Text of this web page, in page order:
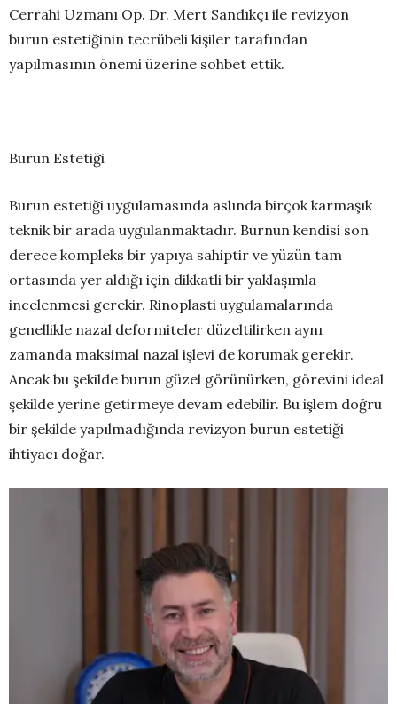
Cerrahi Uzmanı Op. Dr. Mert Sandıkçı ile revizyon
burun estetiğinin tecrübeli kişiler tarafından
yapılmasının önemi üzerine sohbet ettik.
Burun Estetiği
Burun estetiği uygulamasında aslında birçok karmaşık
teknik bir arada uygulanmaktadır. Burnun kendisi son
derece kompleks bir yapıya sahiptir ve yüzün tam
ortasında yer aldığı için dikkatli bir yaklaşımla
incelenmesi gerekir. Rinoplasti uygulamalarında
genellikle nazal deformiteler düzeltilirken aynı
zamanda maksimal nazal işlevi de korumak gerekir.
Ancak bu şekilde burun güzel görünürken, görevini ideal
şekilde yerine getirmeye devam edebilir. Bu işlem doğru
bir şekilde yapılmadığında revizyon burun estetiği
ihtiyacı doğar.